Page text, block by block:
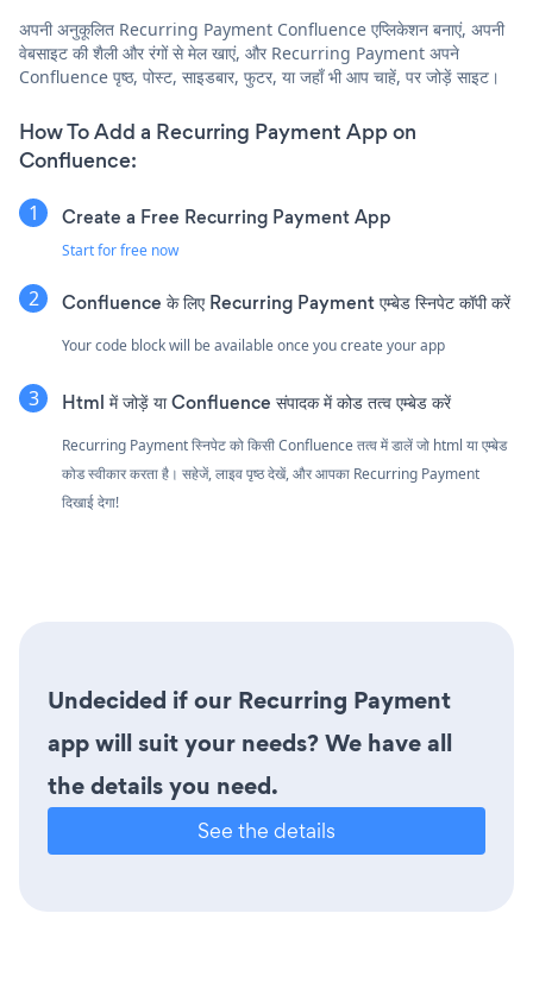
अपनी अनुकूलित Recurring Payment Confluence एप्लिकेशन बनाएं, अपनी
वेबसाइट की शैली और रंगों से मेल खाएं, और Recurring Payment अपने
Confluence पृष्ठ, पोस्ट, साइडबार, फुटर, या जहाँ भी आप चाहें, पर जोड़ें साइट।
How To Add a Recurring Payment App on
Confluence:
Create a Free Recurring Payment App
Start for free now
Confluence के लिए Recurring Payment एम्बेड स्निपेट कॉपी करें
Your code block will be available once you create your app
Html में जोड़ें या Confluence संपादक में कोड तत्व एम्बेड करें
Recurring Payment स्निपेट को किसी Confluence तत्व में डालें जो html या एम्बेड
कोड स्वीकार करता है। सहेजें, लाइव पृष्ठ देखें, और आपका Recurring Payment
दिखाई देगा!
Undecided if our Recurring Payment
app will suit your needs? We have all
the details you need.
See the details